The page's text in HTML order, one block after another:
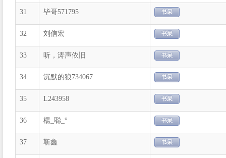
31 毕哥571795
32 刘信宏
33 听，涛声依旧
34 沉默的狼734067
35 L243958
36 楊_聪_°
37 靳鑫